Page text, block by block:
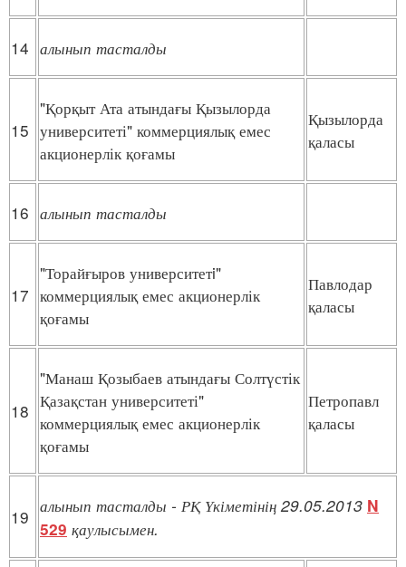
14 алынып тасталды
15
"Қорқыт Ата атындағы Қызылорда
университеті" коммерциялық емес
акционерлік қоғамы
Қызылорда
қаласы
16 алынып тасталды
17
"Торайғыров университетi"
коммерциялық емес акционерлік
қоғамы
Павлодар
қаласы
18
"Манаш Қозыбаев атындағы Солтүстік
Қазақстан университеті"
коммерциялық емес акционерлік
қоғамы
Петропавл
қаласы
19
алынып тасталды - РҚ Үкіметінің 29.05.2013 N
529 қаулысымен.